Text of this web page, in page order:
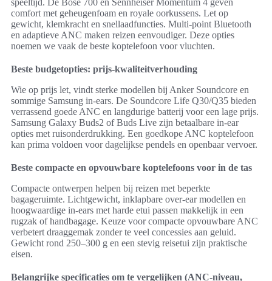
speeltijd. De Bose 700 en Sennheiser Momentum 4 geven
comfort met geheugenfoam en royale oorkussens. Let op
gewicht, klemkracht en snellaadfuncties. Multi-point Bluetooth
en adaptieve ANC maken reizen eenvoudiger. Deze opties
noemen we vaak de beste koptelefoon voor vluchten.
Beste budgetopties: prijs-kwaliteitverhouding
Wie op prijs let, vindt sterke modellen bij Anker Soundcore en
sommige Samsung in-ears. De Soundcore Life Q30/Q35 bieden
verrassend goede ANC en langdurige batterij voor een lage prijs.
Samsung Galaxy Buds2 of Buds Live zijn betaalbare in-ear
opties met ruisonderdrukking. Een goedkope ANC koptelefoon
kan prima voldoen voor dagelijkse pendels en openbaar vervoer.
Beste compacte en opvouwbare koptelefoons voor in de tas
Compacte ontwerpen helpen bij reizen met beperkte
bagageruimte. Lichtgewicht, inklapbare over-ear modellen en
hoogwaardige in-ears met harde etui passen makkelijk in een
rugzak of handbagage. Keuze voor compacte opvouwbare ANC
verbetert draaggemak zonder te veel concessies aan geluid.
Gewicht rond 250–300 g en een stevig reisetui zijn praktische
eisen.
Belangrijke specificaties om te vergelijken (ANC-niveau,